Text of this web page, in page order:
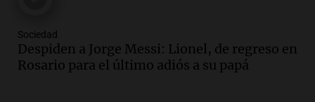
Audio.
Jorge Messi en una entrevista con Rony
Vargas en 2007
Sociedad
Despiden a Jorge Messi: Lionel, de regreso en
Rosario para el último adiós a su papá